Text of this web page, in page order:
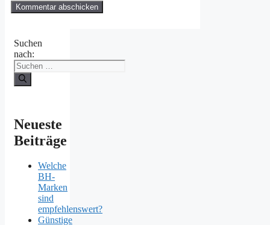
Suchen
nach:
Neueste
Beiträge
Welche
BH-
Marken
sind
empfehlenswert?
Günstige